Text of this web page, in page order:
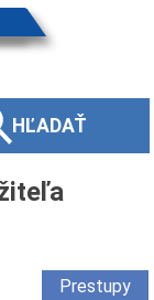
HĽADAŤ
Prestupy